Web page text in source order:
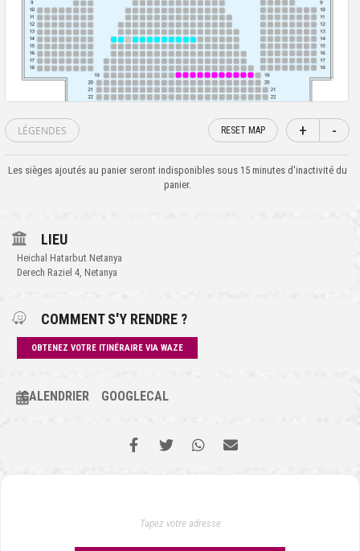
LÉGENDES RESET MAP + -
Les sièges ajoutés au panier seront indisponibles sous 15 minutes d'inactivité du
panier.
LIEU
Heichal Hatarbut Netanya
Derech Raziel 4, Netanya
COMMENT S'Y RENDRE ?
OBTENEZ VOTRE ITINÉRAIRE VIA WAZE
CALENDRIER GOOGLECAL